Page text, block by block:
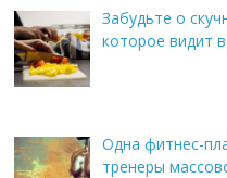
Забудьте о
которое видит
Одна фитнес-
тренеры